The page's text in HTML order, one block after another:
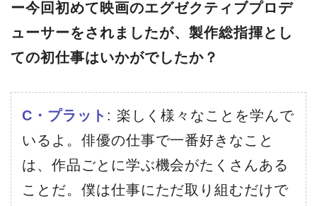
ー今回初めて映画のエグゼクティブプロデ
ューサーをされましたが、製作総指揮とし
ての初仕事はいかがでしたか？
C・プラット : 楽しく様々なことを学んで
いるよ。俳優の仕事で一番好きなこと
は、作品ごとに学ぶ機会がたくさんある
ことだ。僕は仕事にただ取り組むだけで